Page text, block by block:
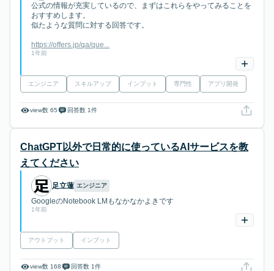
公式の情報が充実しているので、まずはこれらをやってみることを
おすすめします。
似たような質問に対する回答です。
https://offers.jp/qa/que...
1年前
エンジニア スキルアップ インプット 専門性 アプリ開発
view数 65 回答数 1件
ChatGPT以外で日常的に使っているAIサービスを教
えてください
足立蓮 エンジニア
GoogleのNotebook LMもなかなかよきです
1年前
アウトプット インプット
view数 168 回答数 1件